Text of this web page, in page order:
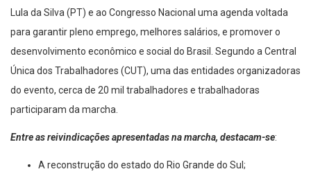
Lula da Silva (PT) e ao Congresso Nacional uma agenda voltada
para garantir pleno emprego, melhores salários, e promover o
desenvolvimento econômico e social do Brasil. Segundo a Central
Única dos Trabalhadores (CUT), uma das entidades organizadoras
do evento, cerca de 20 mil trabalhadores e trabalhadoras
participaram da marcha.
Entre as reivindicações apresentadas na marcha, destacam-se:
A reconstrução do estado do Rio Grande do Sul;